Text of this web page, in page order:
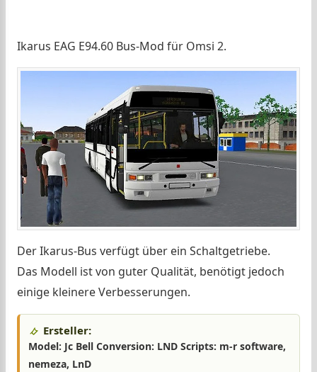
Ikarus EAG E94.60 Bus-Mod für Omsi 2.
Der Ikarus-Bus verfügt über ein Schaltgetriebe.
Das Modell ist von guter Qualität, benötigt jedoch
einige kleinere Verbesserungen.
Ersteller:
Model: Jc Bell Conversion: LND Scripts: m-r software,
nemeza, LnD